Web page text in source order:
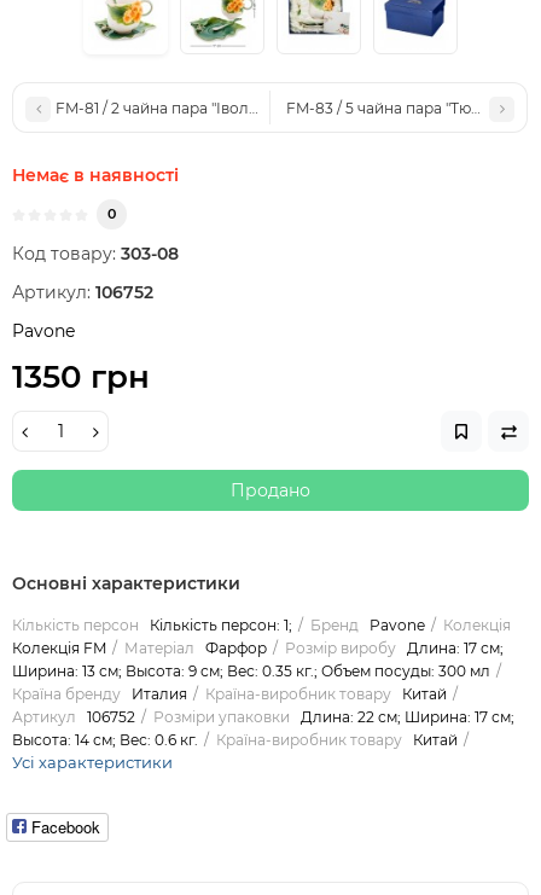
FM-81 / 2 чайна пара "Іволга і Орхідея" (Pavone)FM-83 / 5 чайна пара "Тюльпани"
Немає в наявності
0
Код товару: 303-08
Артикул: 106752
Pavone
1350 грн
Продано
Основні характеристики
Кількість персон Кількість персон: 1; Бренд Pavone
Колекція
Колекція FM
Матеріал Фарфор Розмір виробу Длина: 17 см;
Ширина: 13 см; Высота: 9 см; Вес: 0.35 кг.; Объем посуды: 300 мл
Країна бренду
Италия Країна-виробник товару
Китай
Артикул
106752 Розміри упаковки
Длина: 22 см; Ширина: 17 см;
Высота: 14 см; Вес: 0.6 кг.
Країна-виробник товару Китай
Усі характеристики
Facebook